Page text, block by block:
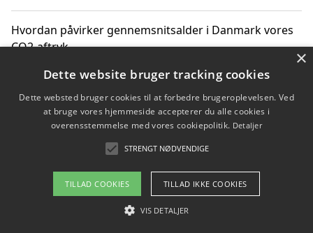
Hvordan påvirker gennemsnitsalder i Danmark vores
CO2-aftryk
Hvordan nyheder om CO2-udledning påvirker vores
hverdag
Om / kontakt
Blog Betingelser
×
Dette website bruger tracking cookies
Dette websted bruger cookies til at forbedre brugeroplevelsen. Ved
at bruge vores hjemmeside accepterer du alle cookies i
overensstemmelse med vores cookiepolitik. Detaljer
STRENGT NØDVENDIGE
TILLAD COOKIES TILLAD IKKE COOKIES
VIS DETALJER